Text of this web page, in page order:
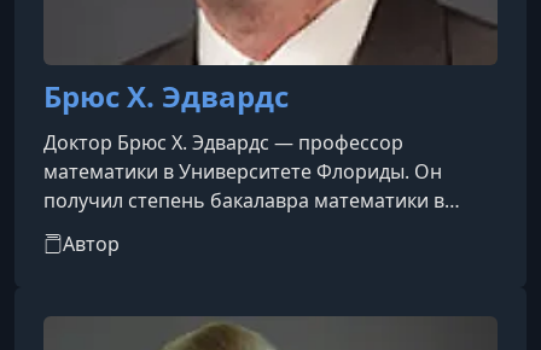
Брюс Х. Эдвардс
Доктор Брюс Х. Эдвардс — профессор
математики в Университете Флориды. Он
получил степень бакалавра математики в
Стэнфордском университете и степень
доктора философии по математике в
Стэнфорде он преподавал математику в
Автор